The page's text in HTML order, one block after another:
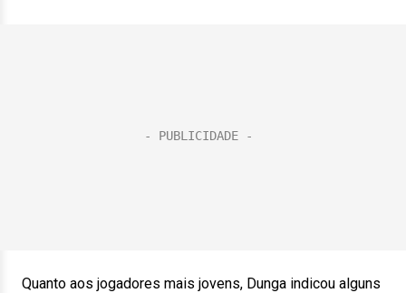
Quanto aos jogadores mais jovens, Dunga indicou alguns